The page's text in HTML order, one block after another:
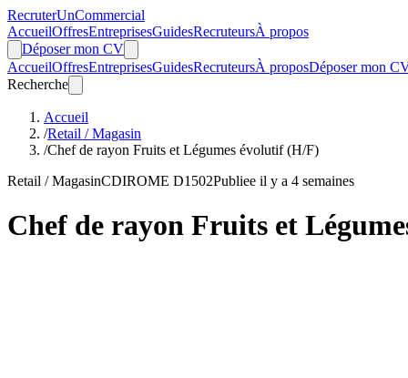
RecruterUnCommercial
AccueilOffresEntreprisesGuidesRecruteursÀ propos
Déposer mon CV
AccueilOffresEntreprisesGuidesRecruteursÀ proposDéposer mon
Recherche
Accueil
/Retail / Magasin
/Chef de rayon Fruits et Légumes évolutif (H/F)
Retail / MagasinCDIROME D1502Publiee il y a 4 semaines
Chef de rayon Fruits et